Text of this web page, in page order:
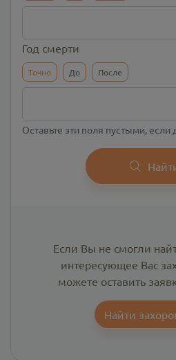
Год смерти
Точно До После
Оставьте эти поля пустыми, если
Если Вы не смогли
интересующее Вас
можете оставить
Найти